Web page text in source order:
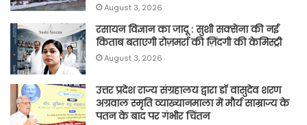
August 3, 2026
रसायन विज्ञान का जादू : सुशी सक्सेना की नई
किताब बताएगी रोज़मर्रा की ज़िंदगी की केमिस्ट्री
August 3, 2026
उत्तर प्रदेश राज्य संग्रहालय द्वारा डॉ वासुदेव शरण
अग्रवाल स्मृति व्याख्यानमाला में मौर्य साम्राज्य के
पतन के बाद पर गंभीर चिंतन